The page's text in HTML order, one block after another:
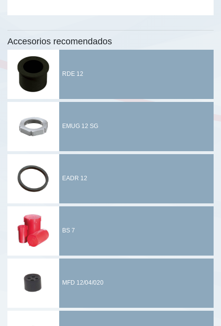
Accesorios recomendados
RDE 12
EMUG 12 SG
EADR 12
BS 7
MFD 12/04/020